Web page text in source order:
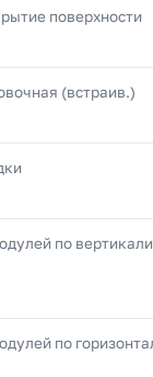
поверхности
(встраив.)
по
по